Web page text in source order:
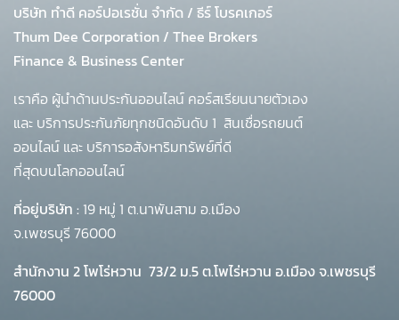
บริษัท ทำดี คอร์ปอเรชั่น จำกัด / ธีร์ โบรคเกอร์
Thum Dee Corporation / Thee Brokers
Finance & Business Center
เราคือ ผู้นำด้านประกันออนไลน์ คอร์สเรียนนายตัวเอง
และ บริการประกันภัยทุกชนิดอันดับ 1 สินเชื่อรถยนต์
ออนไลน์ และ บริการอสังหาริมทรัพย์ที่ดี
ที่สุดบนโลกออนไลน์
ที่อยู่บริษัท : 19 หมู่ 1 ต.นาพันสาม อ.เมือง
จ.เพชรบุรี 76000
สำนักงาน 2 โพโร่หวาน 73/2 ม.5 ต.โพไร่หวาน อ.เมือง จ.เพชรบุรี
76000